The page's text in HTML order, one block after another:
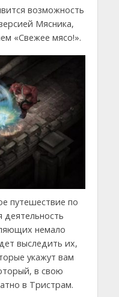
возможность
Мясника,
«Свежее мясо!».
путешествие по
деятельность
немало
выследить их,
укажут вам
в свою
в Тристрам.